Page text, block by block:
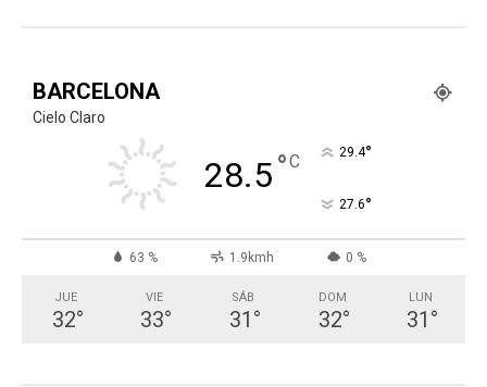
BARCELONA
Cielo Claro
28.5°C 29.4°
27.6°
63 % 1.9kmh 0 %
JUE
32°
VIE
33°
SÁB
31 °
DOM
32°
LUN
31 °